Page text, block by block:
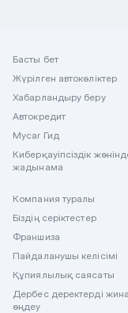
Басты бет
Жүрілген автокөліктер
Хабарландыру беру
Автокредит
Mycar Гид
Киберқауіпсіздік
жадынама
Компания туралы
Біздің серіктестер
Франшиза
Пайдаланушы келісімі
Құпиялылық саясаты
Дербес деректерді
өңдеу